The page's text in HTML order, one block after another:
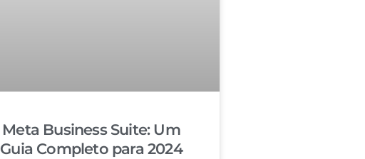
Meta Business Suite: Um
Guia Completo para 2024